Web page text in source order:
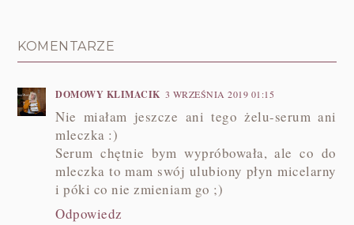
KOMENTARZE
DOMOWY KLIMACIK 3 WRZEŚNIA 2019 01:15
Nie miałam jeszcze ani tego żelu-serum ani
mleczka :)
Serum chętnie bym wypróbowała, ale co do
mleczka to mam swój ulubiony płyn micelarny
i póki co nie zmieniam go ;)
Odpowiedz